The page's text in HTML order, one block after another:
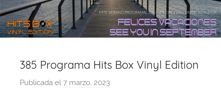
385 Programa Hits Box Vinyl Edition
Publicada el 7 marzo, 2023